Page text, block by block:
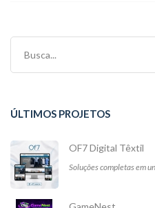
Busca...
ÚLTIMOS PROJETOS
OF7 Digital Têxtil
Soluções completas em